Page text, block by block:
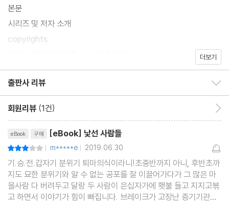
본문
시리즈 및 저자 소개
copyrights
더보기
출판사 리뷰
회원리뷰 (1건)
eBook 구매 [eBook] 낯선 사람들
| m*****e | 2019.06.30
기.승.전.갑자기 분위기 퇴마의식이라니!초중반까지 아니, 후반초까
지도 묘한 분위기와 알 수 없는 공포를 잘 이끌어가다가 그 많은 마
을사람 다 버려두고 달랑 두 사람이 은십자가에 횃불 들고 지지고볶
고 하면서 이야기가 힘이 빠집니다. 브레이크가 고장난 증기기관차